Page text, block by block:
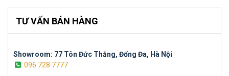
TƯ VẤN BÁN HÀNG
Showroom: 77 Tôn Đức Thắng, Đống Đa, Hà Nội
096 728 7777